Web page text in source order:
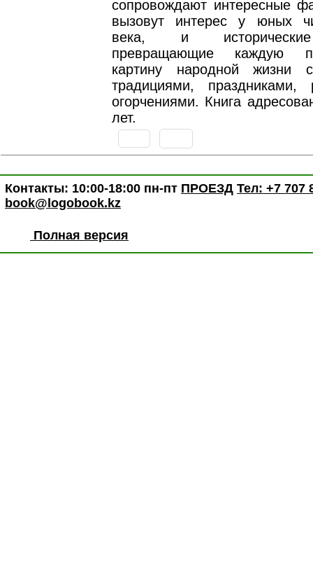
сопровождают интересные
вызовут интерес у юных
века, и
превращающие каждую
картину народной
традициями, праздниками,
огорчениями. Книга
лет.
Контакты: 10:00-18:00 пн-пт ПРОЕЗД Тел: +7 707
book@logobook.kz
Полная версия